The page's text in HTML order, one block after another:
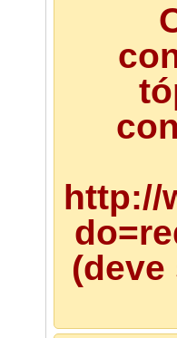
http://